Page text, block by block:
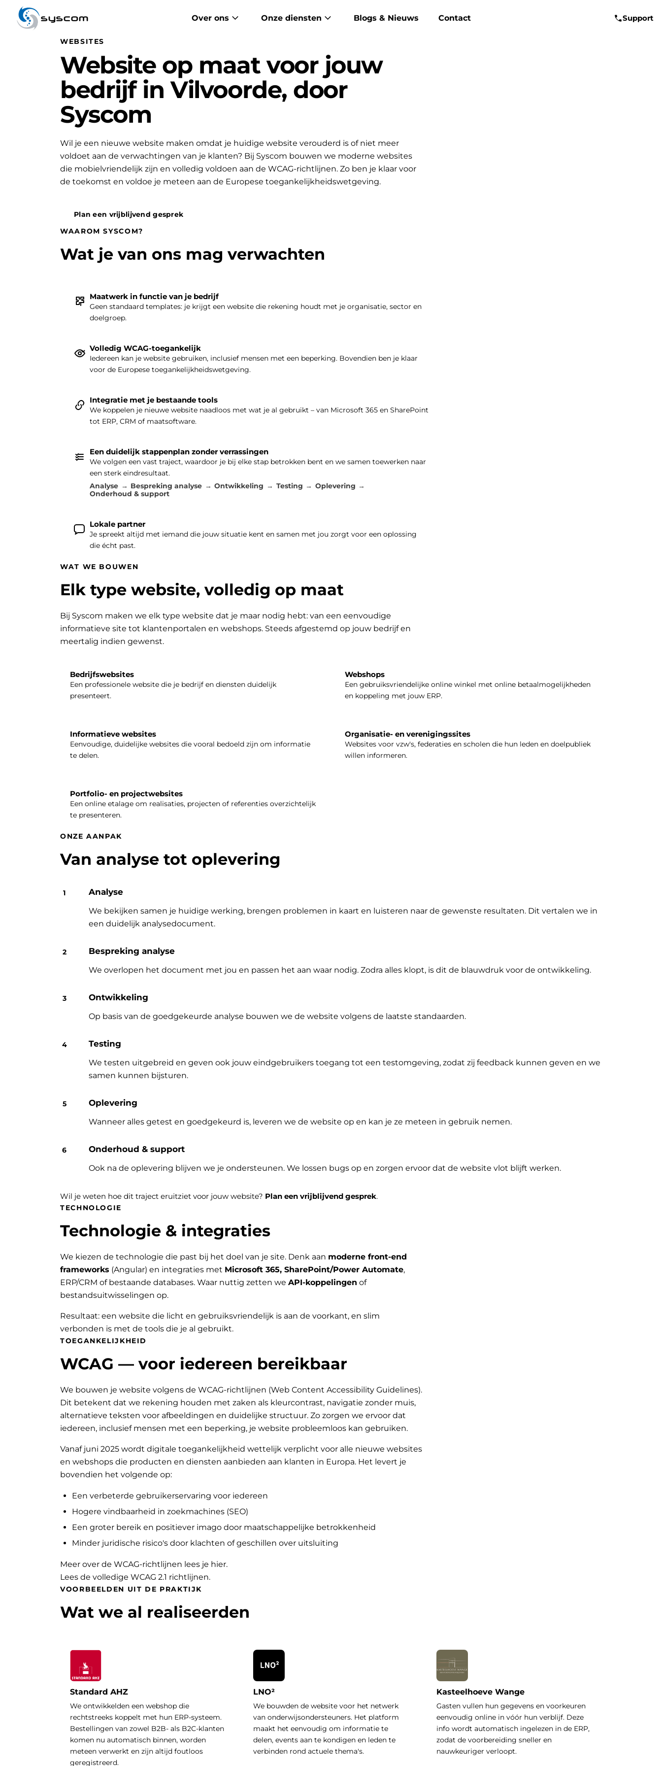
syscom Over ons Onze diensten Blogs & Nieuws Contact Support
WEBSITES
Website op maat voor jouw
bedrijf in Vilvoorde, door
Syscom
Wil je een nieuwe website maken omdat je huidige website verouderd is of niet meer
voldoet aan de verwachtingen van je klanten? Bij Syscom bouwen we moderne websites
die mobielvriendelijk zijn en volledig voldoen aan de WCAG-richtlijnen. Zo ben je klaar voor
de toekomst en voldoe je meteen aan de Europese toegankelijkheidswetgeving.
Plan een vrijblijvend gesprek
WAAROM SYSCOM?
Wat je van ons mag verwachten
Maatwerk in functie van je bedrijf
Geen standaard templates: je krijgt een website die rekening houdt met je organisatie, sector en
doelgroep.
Volledig WCAG-toegankelijk
Iedereen kan je website gebruiken, inclusief mensen met een beperking. Bovendien ben je klaar
voor de Europese toegankelijkheidswetgeving.
Integratie met je bestaande tools
We koppelen je nieuwe website naadloos met wat je al gebruikt – van Microsoft 365 en SharePoint
tot ERP, CRM of maatsoftware.
Een duidelijk stappenplan zonder verrassingen
We volgen een vast traject, waardoor je bij elke stap betrokken bent en we samen toewerken naar
een sterk eindresultaat.
Analyse Bespreking analyse Ontwikkeling Testing
Oplevering
Onderhoud & support
Lokale partner
Je spreekt altijd met iemand die jouw situatie kent en samen met jou zorgt voor een oplossing
die écht past.
WAT WE BOUWEN
Elk type website, volledig op maat
Bij Syscom maken we elk type website dat je maar nodig hebt: van een eenvoudige
informatieve site tot klantenportalen en webshops. Steeds afgestemd op jouw bedrijf en
meertalig indien gewenst.
Bedrijfswebsites
Een professionele website die je bedrijf en diensten duidelijk
presenteert.
Webshops
Een gebruiksvriendelijke online winkel met online betaalmogelijkheden
en koppeling met jouw ERP.
Informatieve websites
Eenvoudige, duidelijke websites die vooral bedoeld zijn om informatie
te delen.
Organisatie- en verenigingssites
Websites voor vzw's, federaties en scholen die hun leden en doelpubliek
willen informeren.
Portfolio- en projectwebsites
Een online etalage om realisaties, projecten of referenties overzichtelijk
te presenteren.
ONZE AANPAK
Van analyse tot oplevering
Analyse
We bekijken samen je huidige werking, brengen problemen in kaart en luisteren naar de gewenste resultaten. Dit vertalen we in
een duidelijk analysedocument.
Bespreking analyse
We overlopen het document met jou en passen het aan waar nodig. Zodra alles klopt, is dit de blauwdruk voor de ontwikkeling.
Ontwikkeling
Op basis van de goedgekeurde analyse bouwen we de website volgens de laatste standaarden.
Testing
We testen uitgebreid en geven ook jouw eindgebruikers toegang tot een testomgeving, zodat zij feedback kunnen geven en we
samen kunnen bijsturen.
Oplevering
Wanneer alles getest en goedgekeurd is, leveren we de website op en kan je ze meteen in gebruik nemen.
Onderhoud & support
Ook na de oplevering blijven we je ondersteunen. We lossen bugs op en zorgen ervoor dat de website vlot blijft werken.
Wil je weten hoe dit traject eruitziet voor jouw website? Plan een vrijblijvend gesprek.
TECHNOLOGIE
Technologie & integraties
We kiezen de technologie die past bij het doel van je site. Denk aan moderne front-end
frameworks (Angular) en integraties met Microsoft 365, SharePoint/Power Automate,
ERP/CRM of bestaande databases. Waar nuttig zetten we API-koppelingen of
bestandsuitwisselingen op.
Resultaat: een website die licht en gebruiksvriendelijk is aan de voorkant, en slim
verbonden is met de tools die je al gebruikt.
TOEGANKELIJKHEID
WCAG — voor iedereen bereikbaar
We bouwen je website volgens de WCAG-richtlijnen (Web Content Accessibility Guidelines).
Dit betekent dat we rekening houden met zaken als kleurcontrast, navigatie zonder muis,
alternatieve teksten voor afbeeldingen en duidelijke structuur. Zo zorgen we ervoor dat
iedereen, inclusief mensen met een beperking, je website probleemloos kan gebruiken.
Vanaf juni 2025 wordt digitale toegankelijkheid wettelijk verplicht voor alle nieuwe websites
en webshops die producten en diensten aanbieden aan klanten in Europa. Het levert je
bovendien het volgende op:
Een verbeterde gebruikerservaring voor iedereen
Hogere vindbaarheid in zoekmachines (SEO)
Een groter bereik en positiever imago door maatschappelijke betrokkenheid
Minder juridische risico's door klachten of geschillen over uitsluiting
Meer over de WCAG-richtlijnen lees je hier.
Lees de volledige WCAG 2.1 richtlijnen.
VOORBEELDEN UIT DE PRAKTIJK
Wat we al realiseerden
Standard AHZ
We ontwikkelden een webshop die
rechtstreeks koppelt met hun ERP-systeem.
Bestellingen van zowel B2B- als B2C-klanten
komen nu automatisch binnen, worden
meteen verwerkt en zijn altijd foutloos
geregistreerd.
LNO²
We bouwden de website voor het netwerk
van onderwijsondersteuners. Het platform
maakt het eenvoudig om informatie te
delen, events aan te kondigen en leden te
verbinden rond actuele thema's.
Kasteelhoeve Wange
Gasten vullen hun gegevens en voorkeuren
eenvoudig online in vóór hun verblijf. Deze
info wordt automatisch ingelezen in de ERP,
zodat de voorbereiding sneller en
nauwkeuriger verloopt.